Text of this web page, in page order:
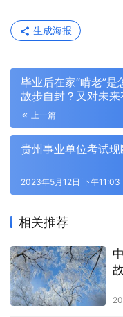
生成海报
毕业后在家“啃老”是
故步自封？又对未来
上一篇
贵州事业单位考试
2023年5月12日 下午11:03
相关推荐